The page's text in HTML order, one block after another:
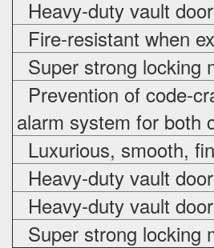
Heavy-duty vault
Fire-resistant when
Super strong locking
Prevention of code-
alarm system for both
Luxurious, smooth,
Heavy-duty vault
Heavy-duty vault
Super strong locking